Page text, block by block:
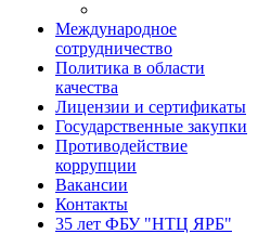
Международное
сотрудничество
Политика в области
качества
Лицензии и сертификаты
Государственные закупки
Противодействие
коррупции
Вакансии
Контакты
35 лет ФБУ "НТЦ ЯРБ"